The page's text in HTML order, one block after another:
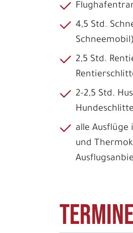
4,5 Std.
2,5 Std.
2-2,5 Std.
alle Ausflüge
und